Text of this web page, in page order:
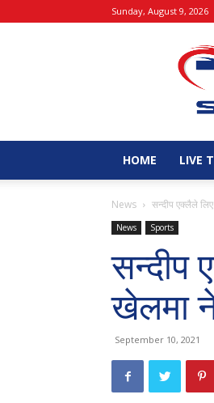
Sunday, August 9, 2026
HOME LIVE
News सन्दीप एक्लैले
News Sports
सन्दीप
खेलमा
September 10, 2021